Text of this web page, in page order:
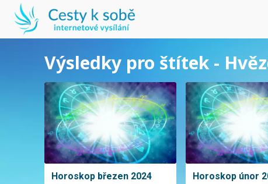
Výsledky pro štítek -
Horoskop březen 2024 Horoskop únor